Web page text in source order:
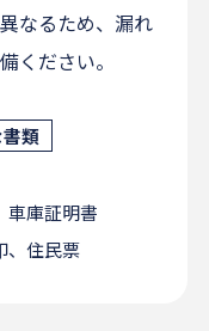
なるため、漏れ
ください。
類
車庫証明書
、住民票